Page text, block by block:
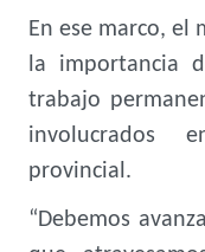
En ese marco, el
la importancia
trabajo
involucrados
provincial.
“Debemos